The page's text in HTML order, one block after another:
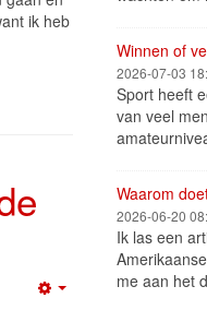
ik heb
Winnen of
2026-07-03
Sport heeft
van veel
Waarom
2026-06-20
Ik las een
me aan het